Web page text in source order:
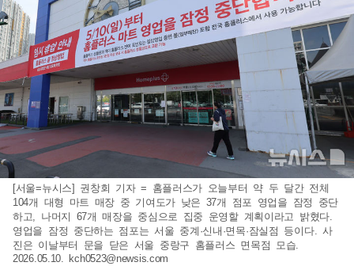
[서울=뉴시스] 권창회 기자 = 홈플러스가 오늘부터 약 두 달간 전체
104개 대형 마트 매장 중 기여도가 낮은 37개 점포 영업을 잠정 중단
하고, 나머지 67개 매장을 중심으로 집중 운영할 계획이라고 밝혔다.
영업을 잠정 중단하는 점포는 서울 중계·신내·면목·잠실점 등이다. 사
진은 이날부터 문을 닫은 서울 중랑구 홈플러스 면목점 모습.
2026.05.10. kch0523@newsis.com